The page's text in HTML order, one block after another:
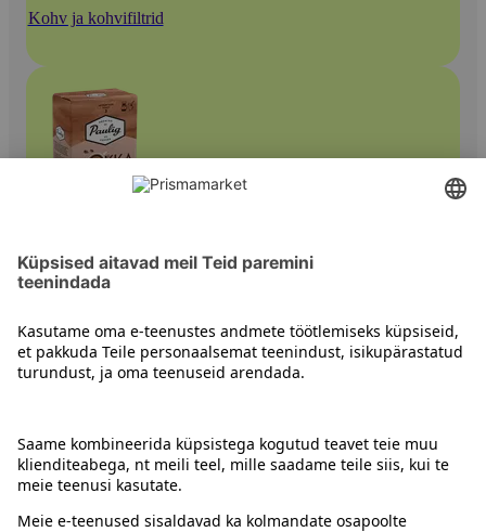
Kohv ja kohvifiltrid
Kohvid
Juhised